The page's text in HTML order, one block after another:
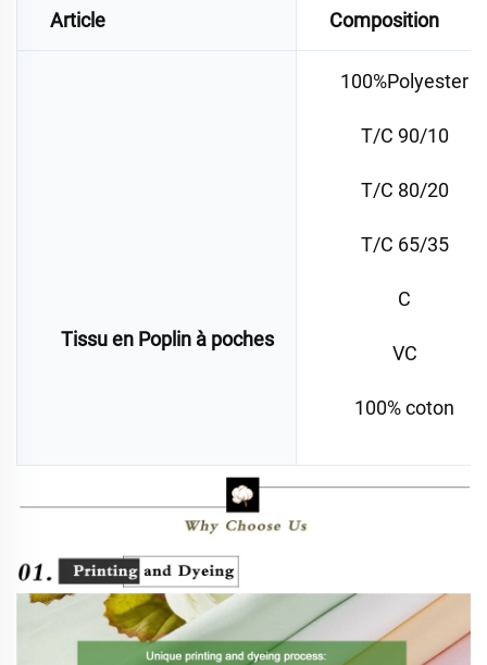
Article Composition
Tissu en Poplin à poches
100%Polyester
T/C 90/10
T/C 80/20
T/C 65/35
C
VC
100% coton